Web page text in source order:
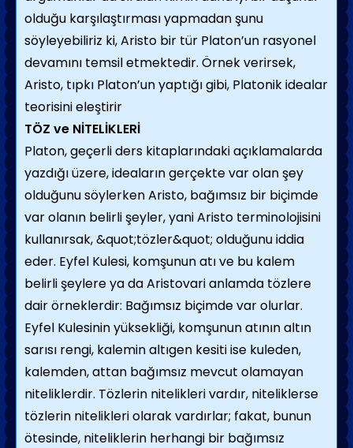
olduğu karşılaştırması yapmadan şunu
söyleyebiliriz ki, Aristo bir tür Platon’un rasyonel
devamını temsil etmektedir. Örnek verirsek,
Aristo, tıpkı Platon’un yaptığı gibi, Platonik idealar
teorisini eleştirir
TÖZ ve NİTELİKLERİ
Platon, geçerli ders kitaplarındaki açıklamalarda
yazdığı üzere, ideaların gerçekte var olan şey
olduğunu söylerken Aristo, bağımsız bir biçimde
var ola­nın belirli şeyler, yani Aristo terminolojisini
kullanırsak, &quot;tözler&quot; olduğunu id­dia
eder. Eyfel Kulesi, komşunun atı ve bu kalem
belirli şeylere ya da Aristovari anlamda tözlere
dair örneklerdir: Bağımsız biçimde var olurlar.
Eyfel Kulesi­nin yüksekliği, komşunun atının altın
sarısı rengi, kalemin altıgen kesiti ise ku­leden,
kalemden, attan bağımsız mevcut olamayan
niteliklerdir. Tözlerin nitelikleri vardır, niteliklerse
tözlerin nitelikleri olarak vardırlar; fakat, bunun
ötesinde, niteliklerin herhangi bir bağımsız